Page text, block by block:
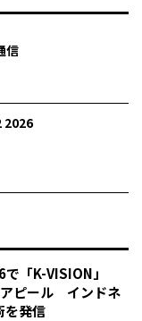
信
2026
「K-VISION」
アピール インドネ
を発信